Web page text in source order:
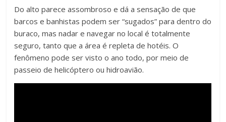
Do alto parece assombroso e dá a sensação de que
barcos e banhistas podem ser “sugados” para dentro do
buraco, mas nadar e navegar no local é totalmente
seguro, tanto que a área é repleta de hotéis. O
fenômeno pode ser visto o ano todo, por meio de
passeio de helicóptero ou hidroavião.